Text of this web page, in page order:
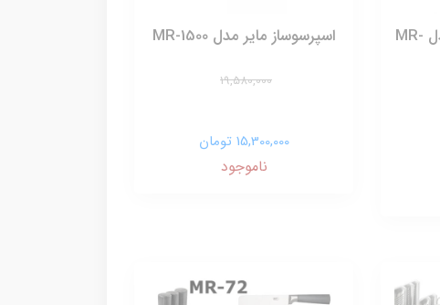
اتو بخار ایستاده مایر مدل MR-
اسپرسوساز مایر مدل MR-1500
19,580,000
15,300,000 تومان
ناموجود